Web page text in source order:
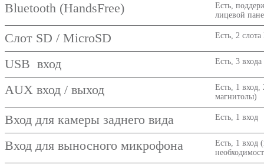
Bluetooth (HandsFree)
Есть,
лицевой
Слот SD / MicroSD Есть, 2
USB вход Есть, 3
AUX вход / выход
Есть, 1 вход,
магнитолы)
Вход для камеры заднего вида Есть, 1 вход
Вход для выносного микрофона
Есть, 1 вход